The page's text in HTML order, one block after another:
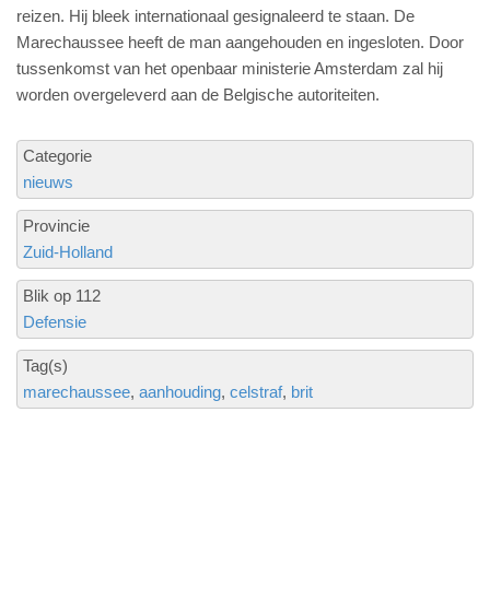
reizen. Hij bleek internationaal gesignaleerd te staan. De
Marechaussee heeft de man aangehouden en ingesloten. Door
tussenkomst van het openbaar ministerie Amsterdam zal hij
worden overgeleverd aan de Belgische autoriteiten.
Categorie
nieuws
Provincie
Zuid-Holland
Blik op 112
Defensie
Tag(s)
marechaussee aanhouding celstraf brit